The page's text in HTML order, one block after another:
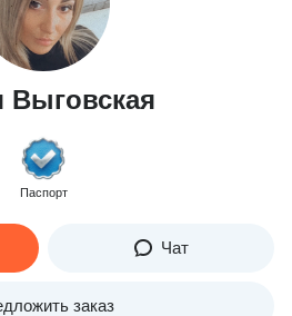
Выговская
Паспорт
Чат
заказ